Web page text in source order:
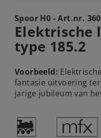
Spoor H0 - Art.nr.
Elektrische
type 185.2
Voorbeeld:
fantasie uitvoering
jarige jubileum van
) e